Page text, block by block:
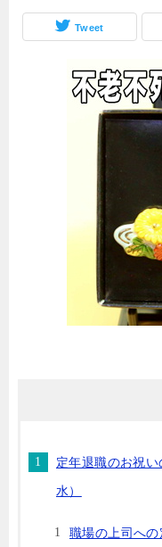
Tweet
定年退職のお祝
水）
職場の上司へ